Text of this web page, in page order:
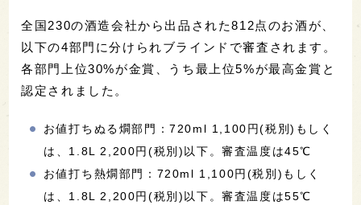
全国230の酒造会社から出品された812点のお酒が、
以下の4部門に分けられブラインドで審査されます。
各部門上位30%が金賞、うち最上位5%が最高金賞と
認定されました。
お値打ちぬる燗部門：720ml 1,100円(税別)もしく
は、1.8L 2,200円(税別)以下。審査温度は45℃
お値打ち熱燗部門：720ml 1,100円(税別)もしく
は、1.8L 2,200円(税別)以下。審査温度は55℃